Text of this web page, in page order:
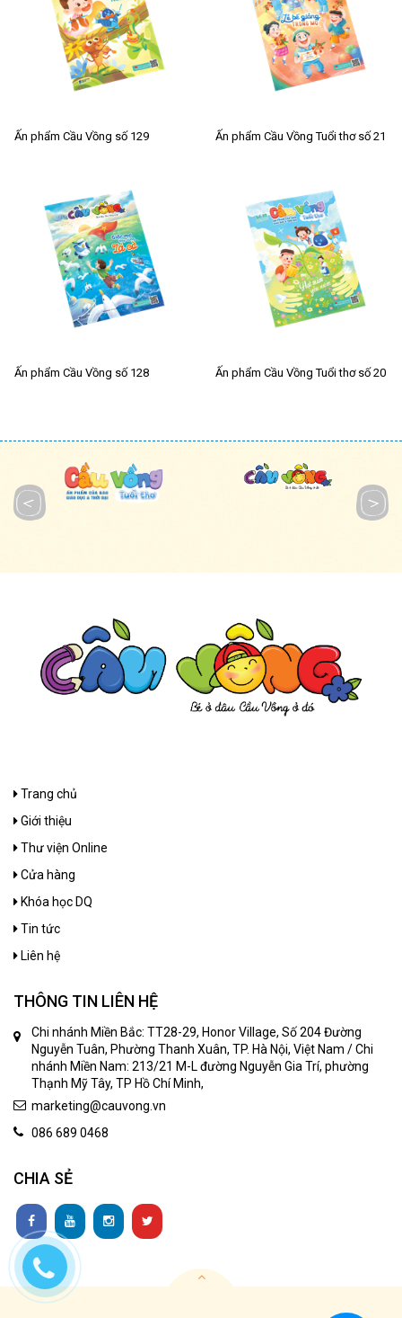
Ấn phẩm Cầu Vồng số 129 Ấn phẩm Cầu Vồng Tuổi thơ số 21
Ấn phẩm Cầu Vồng số 128 Ấn phẩm Cầu Vồng Tuổi thơ số 20
Trang chủ
Giới thiệu
Thư viện Online
Cửa hàng
Khóa học DQ
Tin tức
Liên hệ
THÔNG TIN LIÊN HỆ
Chi nhánh Miền Bắc: TT28-29, Honor Village, Số 204 Đường
Nguyễn Tuân, Phường Thanh Xuân, TP. Hà Nội, Việt Nam / Chi
nhánh Miền Nam: 213/21 M-L đường Nguyễn Gia Trí, phường
Thạnh Mỹ Tây, TP Hồ Chí Minh,
marketing@cauvong.vn
086 689 0468
CHIA SẺ